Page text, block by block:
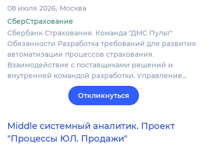
08 июля 2026 Москва
СберСтрахование
Сбербанк Страхование. Команда "ДМС Пульт"
Обязанности Разработка требований для развития
автоматизации процессов страхования.
Взаимодействие с поставщиками решений и
внутренней командой разработки. Управление…
Откликнуться
Middle системный аналитик. Проект
"Процессы ЮЛ. Продажи"